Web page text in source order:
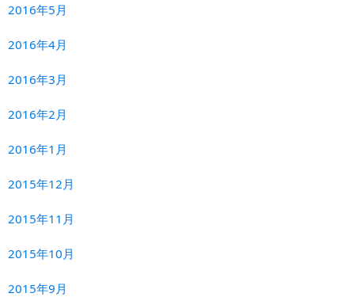
2016年5月
2016年4月
2016年3月
2016年2月
2016年1月
2015年12月
2015年11月
2015年10月
2015年9月